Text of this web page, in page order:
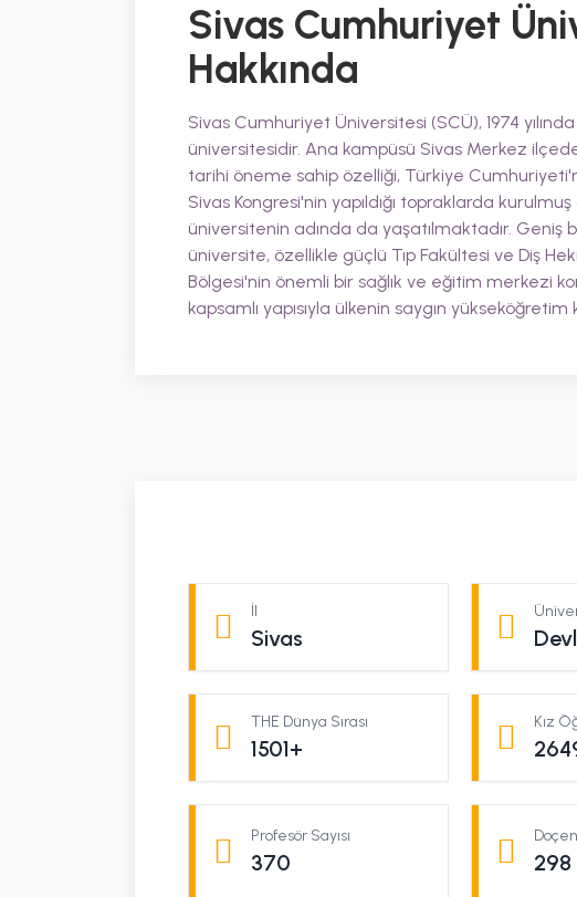
Sivas Cumhuriyet
Hakkında
Sivas Cumhuriyet Üniversitesi (SCÜ), 1974
üniversitesidir. Ana kampüsü Sivas Merkez
tarihi öneme sahip özelliği, Türkiye
Sivas Kongresi'nin yapıldığı topraklarda kurulmuş
üniversitenin adında da yaşatılmaktadır.
üniversite, özellikle güçlü Tıp Fakültesi ve Diş
Bölgesi'nin önemli bir sağlık ve eğitim merkezi
kapsamlı yapısıyla ülkenin saygın yükseköğretim
İl
Sivas
THE Dünya Sırası
1501+
Kız
Profesör Sayısı
370 298